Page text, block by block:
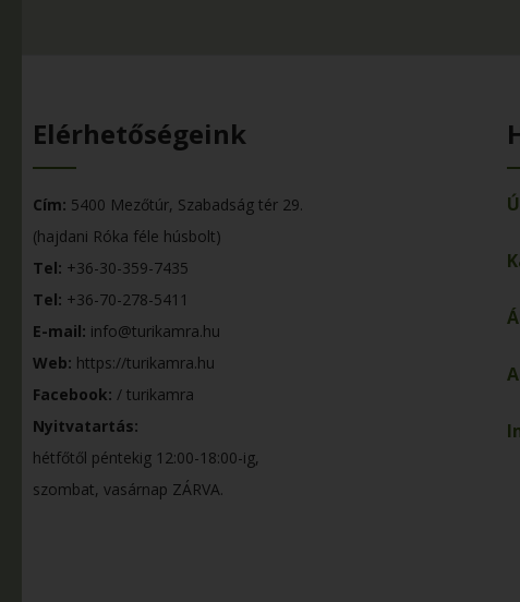
Elérhetőségeink
Cím: 5400 Mezőtúr, Szabadság tér 29.
(hajdani Róka féle húsbolt)
Tel: +36-30-359-7435
Tel: +36-70-278-5411
E-mail: info@turikamra.hu
Web: https://turikamra.hu
Facebook: / turikamra
Nyitvatartás:
hétfőtől péntekig 12:00-18:00-ig,
szombat, vasárnap ZÁRVA.